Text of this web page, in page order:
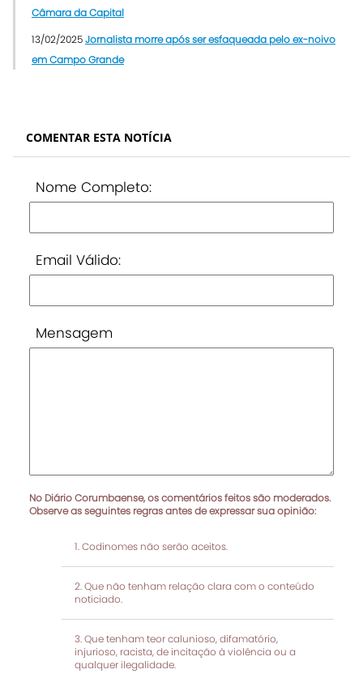
Câmara da Capital
13/02/2025Jornalista morre após ser esfaqueada pelo ex-noivo
em Campo Grande
COMENTAR ESTA NOTÍCIA
Nome Completo:
Email Válido:
Mensagem
No Diário Corumbaense, os comentários feitos são moderados.
Observe as seguintes regras antes de expressar sua opinião:
Codinomes não serão aceitos.
Que não tenham relação clara com o conteúdo
noticiado.
Que tenham teor calunioso, difamatório,
injurioso, racista, de incitação à violência ou a
qualquer ilegalidade.